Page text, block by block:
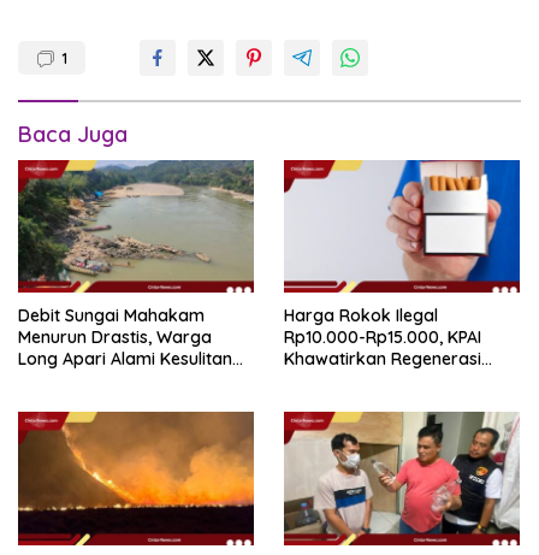
1
Baca Juga
Debit Sungai Mahakam
Menurun Drastis, Warga
Long Apari Alami Kesulitan
Harga Rokok Ilegal
Rp10.000-Rp15.000, KPAI
Khawatirkan Regenerasi